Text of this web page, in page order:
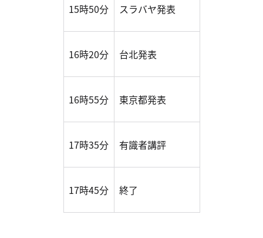
15時50分 スラバヤ発表
16時20分 台北発表
16時55分 東京都発表
17時35分 有識者講評
17時45分 終了